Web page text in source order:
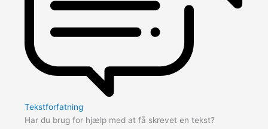
Tekstforfatning
Har du brug for hjælp med at få skrevet en tekst?